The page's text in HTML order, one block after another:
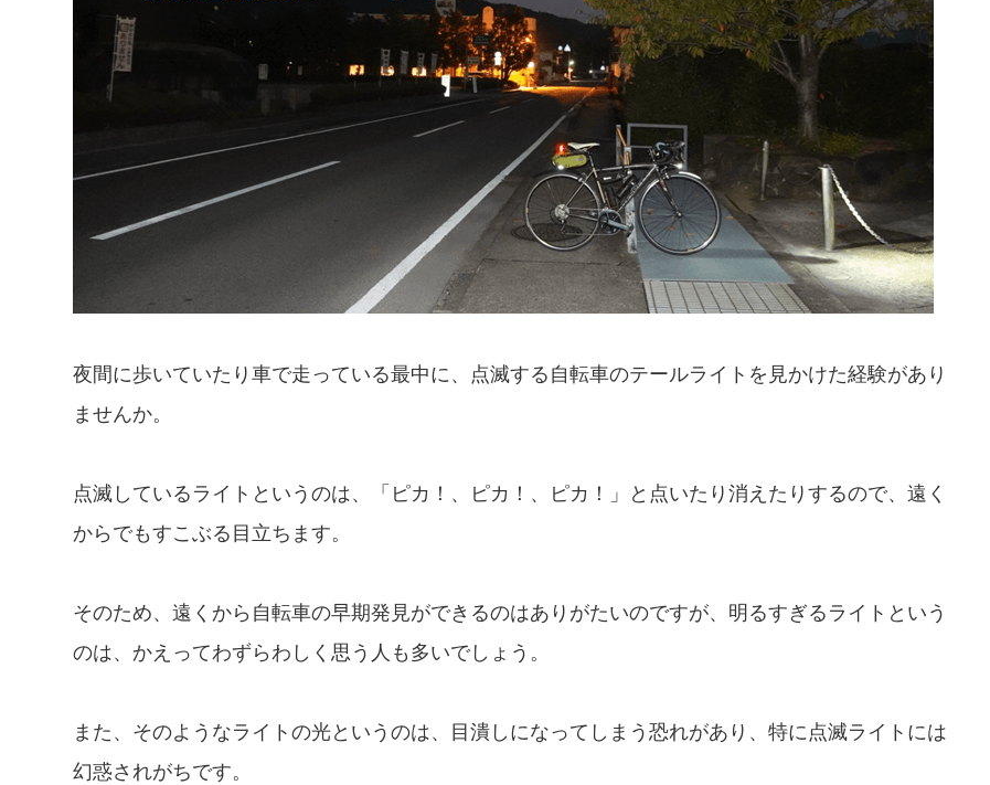
夜間に歩いていたり車で走っている最中に、点滅する自転車のテールライトを見かけた経験があり
ませんか。
点滅しているライトというのは、「ピカ！、ピカ！、ピカ！」と点いたり消えたりするので、遠く
からでもすこぶる目立ちます。
そのため、遠くから自転車の早期発見ができるのはありがたいのですが、明るすぎるライトという
のは、かえってわずらわしく思う人も多いでしょう。
また、そのようなライトの光というのは、目潰しになってしまう恐れがあり、特に点滅ライトには
幻惑されがちです。